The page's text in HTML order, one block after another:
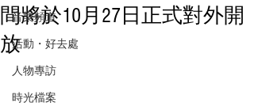
音樂頻道
活動・好去處
人物專訪
時光檔案
間將於10月27日正式對外開
放